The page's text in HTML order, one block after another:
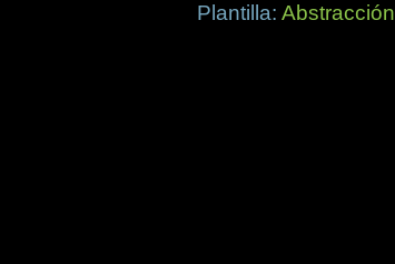
Plantilla: Abstracción